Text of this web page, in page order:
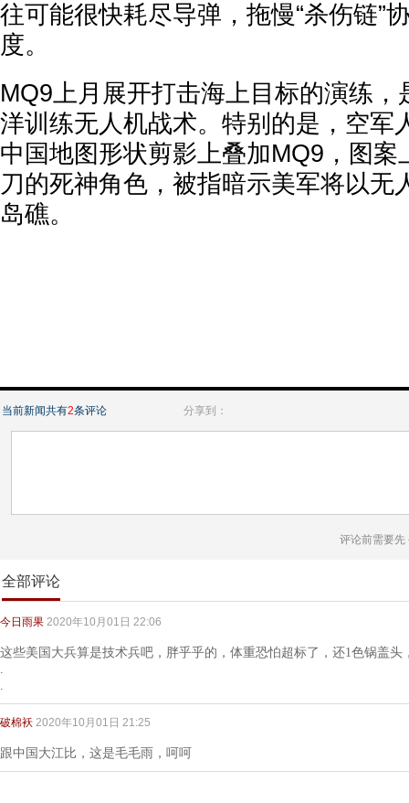
往可能很快耗尽导弹，拖慢“杀伤链”
度。
MQ9上月展开打击海上目标的演练，
洋训练无人机战术。特别的是，空军
中国地图形状剪影上叠加MQ9，图案
刀的死神角色，被指暗示美军将以无
岛礁。
当前新闻共有2条评论 分享到：
评论前需要先
全部评论
今日雨果 2020年10月01日 22:06
这些美国大兵算是技术兵吧，胖乎乎的，体重恐怕超标了，还1色锅盖头
.
.
破棉袄 2020年10月01日 21:25
跟中国大江比，这是毛毛雨，呵呵